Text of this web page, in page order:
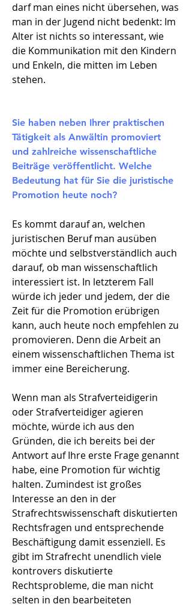
darf man eines nicht übersehen, was
man in der Jugend nicht bedenkt: Im
Alter ist nichts so interessant, wie
die Kommunikation mit den Kindern
und Enkeln, die mitten im Leben
stehen.
Sie haben neben Ihrer praktischen
Tätigkeit als Anwältin promoviert
und zahlreiche wissenschaftliche
Beiträge veröffentlicht. Welche
Bedeutung hat für Sie die juristische
Promotion heute noch?
Es kommt darauf an, welchen
juristischen Beruf man ausüben
möchte und selbstverständlich auch
darauf, ob man wissenschaftlich
interessiert ist. In letzterem Fall
würde ich jeder und jedem, der die
Zeit für die Promotion erübrigen
kann, auch heute noch empfehlen zu
promovieren. Denn die Arbeit an
einem wissenschaftlichen Thema ist
immer eine Bereicherung.
Wenn man als Strafverteidigerin
oder Strafverteidiger agieren
möchte, würde ich aus den
Gründen, die ich bereits bei der
Antwort auf Ihre erste Frage genannt
habe, eine Promotion für wichtig
halten. Zumindest ist großes
Interesse an den in der
Strafrechtswissenschaft diskutierten
Rechtsfragen und entsprechende
Beschäftigung damit essenziell. Es
gibt im Strafrecht unendlich viele
kontrovers diskutierte
Rechtsprobleme, die man nicht
selten in den bearbeiteten